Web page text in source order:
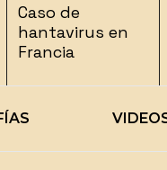
Caso de
hantavirus en
Francia